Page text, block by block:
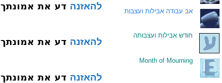
להאזנה דע את אמונתך 007 היסוד הששי נבואה
להאזנה דע את אמונתך 008 היסוד השביעי נבואת משה
להאזנה
אב עבודה אבילות ועצבות
חודש אבילות ועצבותה
Month of Mourning